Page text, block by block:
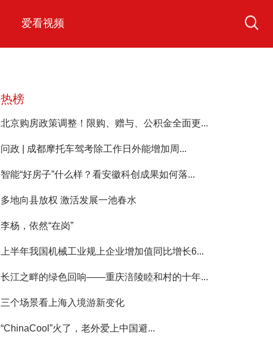
爱看视频
热榜
北京购房政策调整！限购、赠与、公积金全面更...
问政 | 成都摩托车驾考除工作日外能增加周...
智能“好房子”什么样？看安徽科创成果如何落...
多地向县放权 激活发展一池春水
李杨，依然“在岗”
上半年我国机械工业规上企业增加值同比增长6...
长江之畔的绿色回响——重庆涪陵睦和村的十年...
三个场景看上海入境游新变化
“ChinaCool”火了，老外爱上中国避...